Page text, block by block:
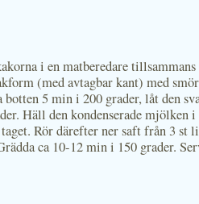
i en matberedare
(med avtagbar kant) med
botten 5 min i 200 grader, låt den
Häll den kondenserade mjölken i
Rör därefter ner saft från 3 st
ca 10-12 min i 150 grader.